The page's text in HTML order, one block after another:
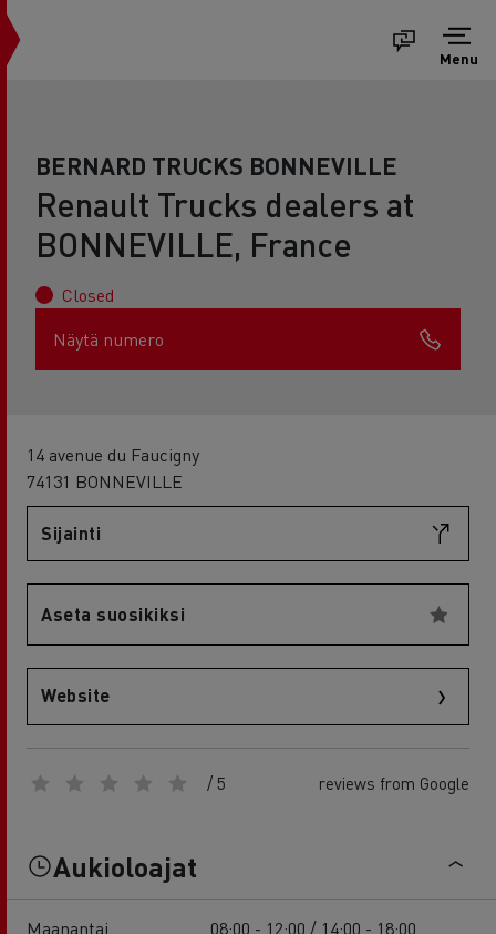
Menu
BERNARD TRUCKS BONNEVILLE
Renault Trucks dealers at
BONNEVILLE, France
Closed
Näytä numero
14 avenue du Faucigny
74131 BONNEVILLE
Sijainti
Aseta suosikiksi
Website
/ 5 reviews from Google
Aukioloajat
Maanantai
08:00 - 12:00 / 14:00 - 18:00